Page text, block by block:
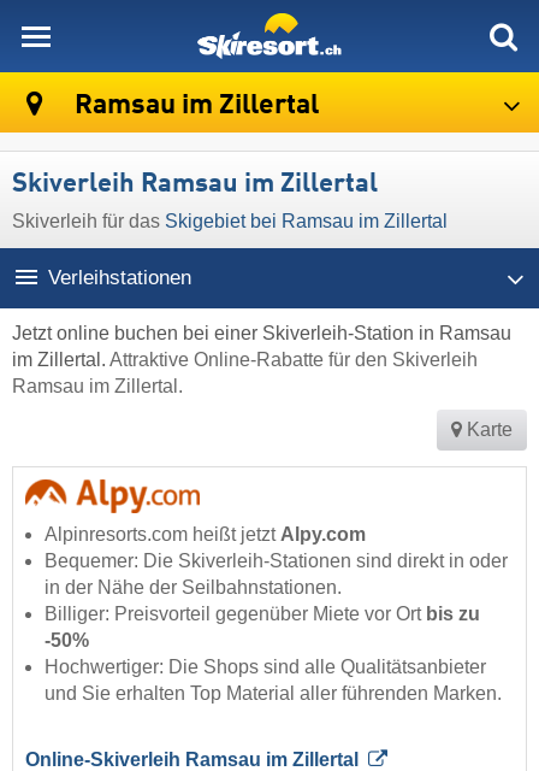
Ramsau im Zillertal
Skiverleih Ramsau im Zillertal
Skiverleih für das Skigebiet bei Ramsau im Zillertal
Verleihstationen
Jetzt online buchen bei einer Skiverleih-Station in Ramsau
im Zillertal. Attraktive Online-Rabatte für den Skiverleih
Ramsau im Zillertal.
Karte
Alpinresorts.com heißt jetzt Alpy.com
Bequemer: Die Skiverleih-Stationen sind direkt in oder
in der Nähe der Seilbahnstationen.
Billiger: Preisvorteil gegenüber Miete vor Ort bis zu
-50%
Hochwertiger: Die Shops sind alle Qualitätsanbieter
und Sie erhalten Top Material aller führenden Marken.
Online-Skiverleih Ramsau im Zillertal